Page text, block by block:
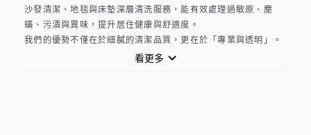
沙發清潔、地毯與床墊深層清洗服務，能有效處理過敏原、塵
蟎、污漬與異味，提升居住健康與舒適度。
我們的優勢不僅在於細膩的清潔品質，更在於「專業與透明」。
所有服務皆可事前免費的線上線下諮詢與報價，並依照坪數、工
看更多